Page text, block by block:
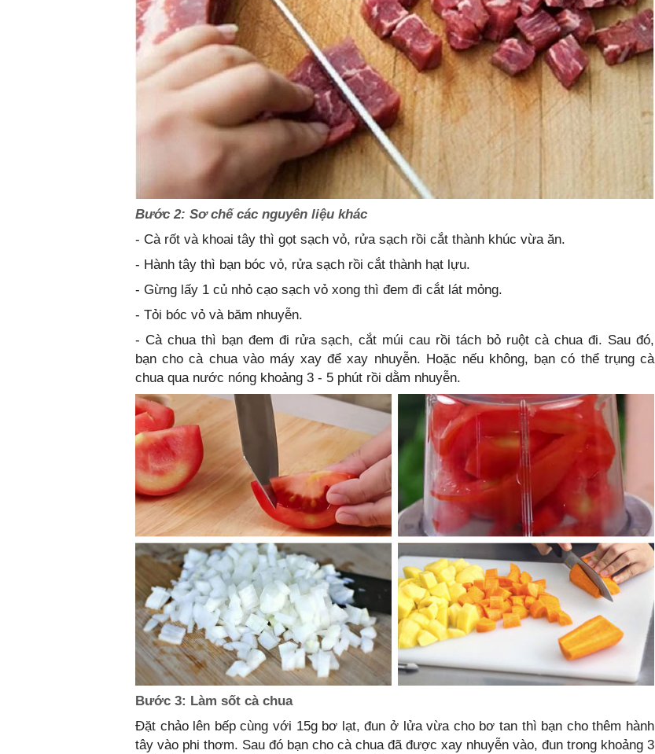
Bước 2: Sơ chế các nguyên liệu khác
- Cà rốt và khoai tây thì gọt sạch vỏ, rửa sạch rồi cắt thành khúc vừa ăn.
- Hành tây thì bạn bóc vỏ, rửa sạch rồi cắt thành hạt lựu.
- Gừng lấy 1 củ nhỏ cạo sạch vỏ xong thì đem đi cắt lát mỏng.
- Tỏi bóc vỏ và băm nhuyễn.
- Cà chua thì bạn đem đi rửa sạch, cắt múi cau rồi tách bỏ ruột cà chua đi. Sau đó,
bạn cho cà chua vào máy xay để xay nhuyễn. Hoặc nếu không, bạn có thể trụng cà
chua qua nước nóng khoảng 3 - 5 phút rồi dằm nhuyễn.
Bước 3: Làm sốt cà chua
Đặt chảo lên bếp cùng với 15g bơ lạt, đun ở lửa vừa cho bơ tan thì bạn cho thêm hành
tây vào phi thơm. Sau đó bạn cho cà chua đã được xay nhuyễn vào, đun trong khoảng 3